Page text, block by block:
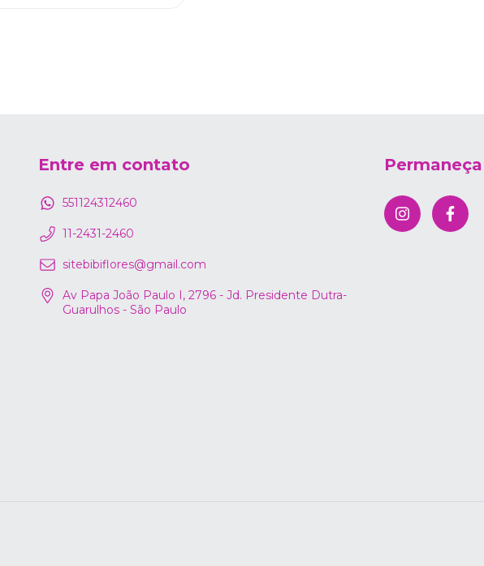
Entre em contato
551124312460
11-2431-2460
sitebibiflores@gmail.com
Av Papa João Paulo I, 2796 - Jd. Presidente Dutra-
Guarulhos - São Paulo